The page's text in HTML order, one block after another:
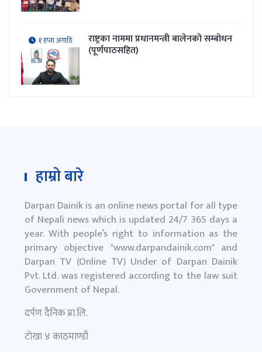
१ हप्ता अगाडि राष्ट्रका नाममा प्रधानमन्त्री बालेनको सम्बोधन
(पूर्णपाठसहित)
हाम्रो बारे
Darpan Dainik is an online news portal for all type
of Nepali news which is updated 24/7 365 days a
year. With people’s right to information as the
primary objective "www.darpandainik.com" and
Darpan TV (Online TV) Under of Darpan Dainik
Pvt. Ltd. was registered according to the law suit
Government of Nepal.
दर्पण दैनिक प्रा.लि.
टाेखा ४ काठमाण्डाै